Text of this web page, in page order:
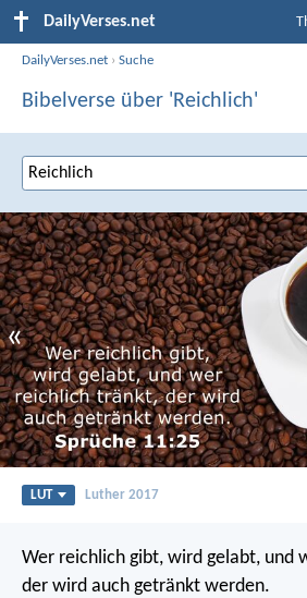
DailyVerses.net
DailyVerses.net ›Suche
Bibelverse über 'Reichlich'
«
LUT Luther 2017
Wer reichlich gibt, wird gelabt, und
der wird auch getränkt werden.